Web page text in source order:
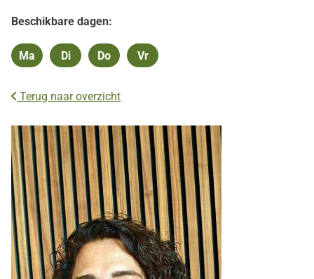
Beschikbare dagen:
Maandag
Ma Dinsdag
Di Donderdag
Do Vrijdag
Vr
Terug naar overzicht